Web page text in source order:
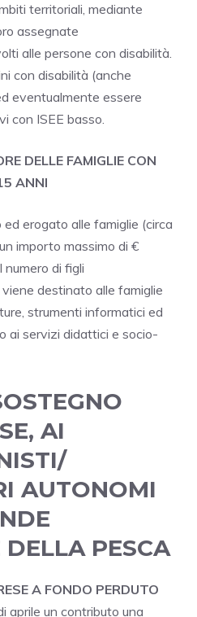
territoriali, mediante
assegnate
alle persone con disabilità.
con disabilità (anche
eventualmente essere
con ISEE basso.
DELLE FAMIGLIE CON
ANNI
erogato alle famiglie (circa
importo massimo di €
di figli
destinato alle famiglie
strumenti informatici ed
ai servizi didattici e socio-
AI
AUTONOMI
DELLA PESCA
A FONDO PERDUTO
aprile un contributo una